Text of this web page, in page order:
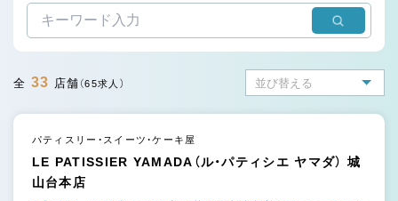
全 33 店舗 （65求人）
パティスリー・スイーツ・ケーキ屋
LE PATISSIER YAMADA（ル・パティシエ ヤマダ） 城
山台本店